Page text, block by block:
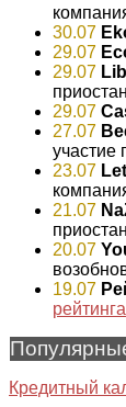
30.07
29.07
29.07
29.07
27.07
участие
23.07
21.07
20.07
19.07
рейтинга
Кредитный